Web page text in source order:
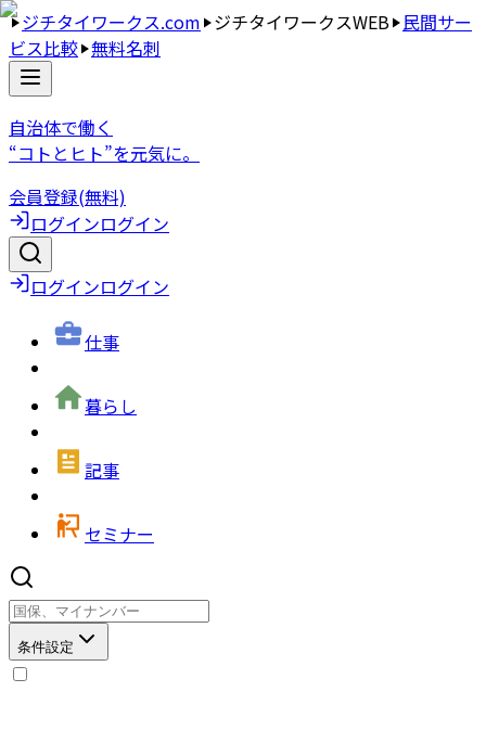
ジチタイワークス.com ジチタイワークスWEB 民間サー
ビス比較 無料名刺
自治体で働く
“コトとヒト”を元気に。
会員登録(無料)
ログインログイン
ログインログイン
仕事
暮らし
記事
セミナー
条件設定